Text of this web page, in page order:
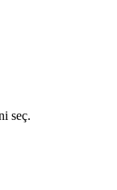
seç.